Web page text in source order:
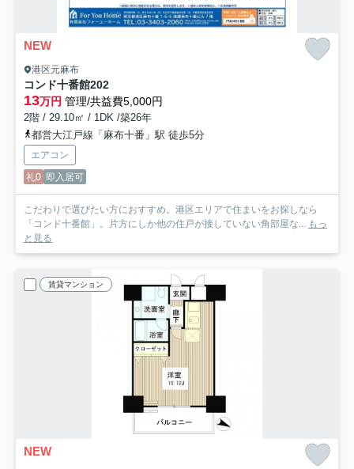
NEW
港区元麻布
コンド十番館202
13万円 管理/共益費5,000円
2階 / 29.10㎡ / 1DK /築26年
都営大江戸線「麻布十番」駅 徒歩5分
エアコン
礼0 即入居可
こだわりで選びたい方におすすめ。港区エリアで住まいをお探しなら
「コンド十番館」。片方にしか他の住戸が接していない角部屋な... もっ
と見る
賃貸マンション
NEW